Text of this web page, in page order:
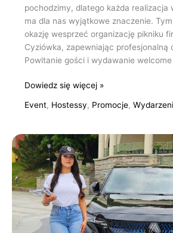
pochodzimy, dlatego każda realizacja
ma dla nas wyjątkowe znaczenie.
okazję wesprzeć organizację pikniku
Cyziówka, zapewniając profesjonalną
Powitanie gości i wydawanie
Dowiedz się więcej »
Event, Hostessy, Promocje,
Hostessy
na
festiwalu
sportowym
w
Krynicy-
Zdroju